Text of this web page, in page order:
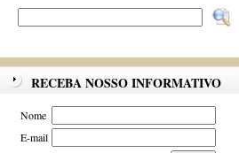
RECEBA NOSSO INFORMATIVO
Nome
E-mail